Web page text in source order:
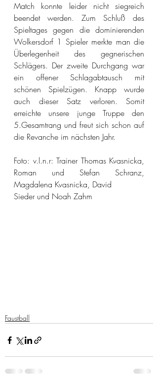
Match konnte leider nicht siegreich
beendet werden. Zum Schluß des
Spieltages gegen die dominierenden
Wolkersdorf 1 Spieler merkte man die
Überlegenheit des gegnerischen
Schlägers. Der zweite Durchgang war
ein offener Schlagabtausch mit
schönen Spielzügen. Knapp wurde
auch dieser Satz verloren. Somit
erreichte unsere junge Truppe den
5.Gesamtrang und freut sich schon auf
die Revanche im nächsten Jahr.
Foto: v.l.n.r: Trainer Thomas Kvasnicka,
Roman und Stefan Schranz,
Magdalena Kvasnicka, David
Sieder und Noah Zahm
Faustball